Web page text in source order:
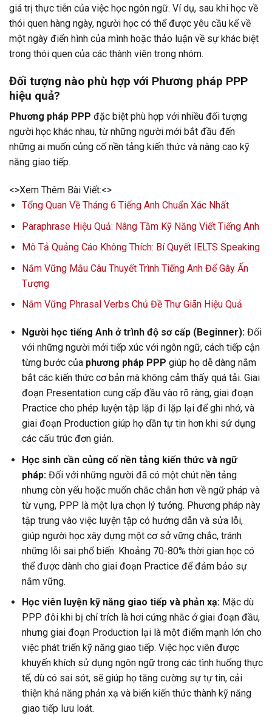
giá trị thực tiễn của việc học ngôn ngữ. Ví dụ, sau khi học về
thói quen hàng ngày, người học có thể được yêu cầu kể về
một ngày điển hình của mình hoặc thảo luận về sự khác biệt
trong thói quen của các thành viên trong nhóm.
Đối tượng nào phù hợp với Phương pháp PPP
hiệu quả?
Phương pháp PPP đặc biệt phù hợp với nhiều đối tượng
người học khác nhau, từ những người mới bắt đầu đến
những ai muốn củng cố nền tảng kiến thức và nâng cao kỹ
năng giao tiếp.
<>Xem Thêm Bài Viết:<>
Tổng Quan Về Tháng 6 Tiếng Anh Chuẩn Xác Nhất
Paraphrase Hiệu Quả: Nâng Tầm Kỹ Năng Viết Tiếng Anh
Mô Tả Quảng Cáo Không Thích: Bí Quyết IELTS Speaking
Nắm Vững Mẫu Câu Thuyết Trình Tiếng Anh Để Gây Ấn
Tượng
Nắm Vững Phrasal Verbs Chủ Đề Thư Giãn Hiệu Quả
Người học tiếng Anh ở trình độ sơ cấp (Beginner):Đối
với những người mới tiếp xúc với ngôn ngữ, cách tiếp cận
từng bước của phương pháp PPP giúp họ dễ dàng nắm
bắt các kiến thức cơ bản mà không cảm thấy quá tải. Giai
đoạn Presentation cung cấp đầu vào rõ ràng, giai đoạn
Practice cho phép luyện tập lặp đi lặp lại để ghi nhớ, và
giai đoạn Production giúp họ dần tự tin hơn khi sử dụng
các cấu trúc đơn giản.
Học sinh cần củng cố nền tảng kiến thức và ngữ
pháp:Đối với những người đã có một chút nền tảng
nhưng còn yếu hoặc muốn chắc chắn hơn về ngữ pháp và
từ vựng, PPP là một lựa chọn lý tưởng. Phương pháp này
tập trung vào việc luyện tập có hướng dẫn và sửa lỗi,
giúp người học xây dựng một cơ sở vững chắc, tránh
những lỗi sai phổ biến. Khoảng 70-80% thời gian học có
thể được dành cho giai đoạn Practice để đảm bảo sự
nắm vững.
Học viên luyện kỹ năng giao tiếp và phản xạ:Mặc dù
PPP đôi khi bị chỉ trích là hơi cứng nhắc ở giai đoạn đầu,
nhưng giai đoạn Production lại là một điểm mạnh lớn cho
việc phát triển kỹ năng giao tiếp. Việc học viên được
khuyến khích sử dụng ngôn ngữ trong các tình huống thực
tế, dù có sai sót, sẽ giúp họ tăng cường sự tự tin, cải
thiện khả năng phản xạ và biến kiến thức thành kỹ năng
giao tiếp lưu loát.